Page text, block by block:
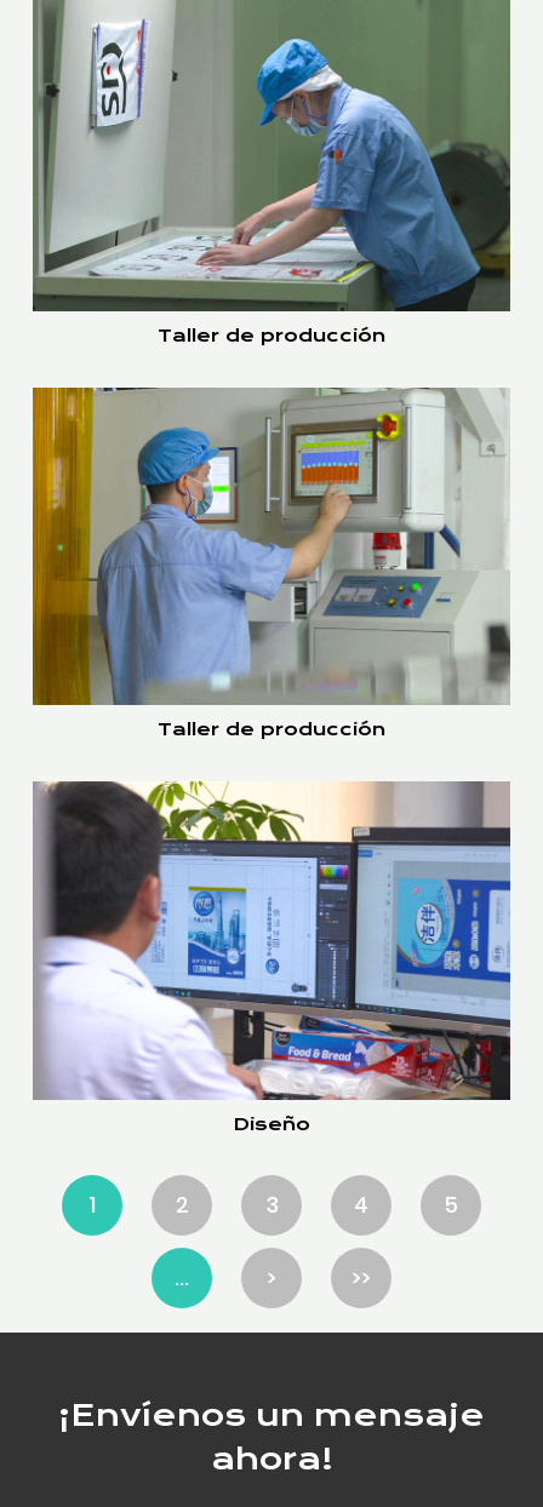
Taller de producción
Taller de producción
Diseño
1 2 3 4 5
... > >>
¡Envíenos un mensaje
ahora!